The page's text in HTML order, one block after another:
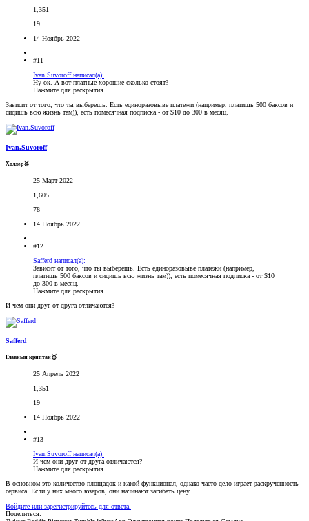
1,351
19
14 Ноябрь 2022
#11
Ivan.Suvoroff написал(а):
Ну ок. А вот платные хорошие сколько стоят?
Нажмите для раскрытия...
Зависит от того, что ты выберешь. Есть единоразовыве платежи (например, платишь 500 баксов и
сидишь всю жизнь там)), есть помесячная подписка - от $10 до 300 в месяц.
Ivan.Suvoroff
Холдер🥉
25 Март 2022
1,605
78
14 Ноябрь 2022
#12
Safferd написал(а):
Зависит от того, что ты выберешь. Есть единоразовыве платежи (например,
платишь 500 баксов и сидишь всю жизнь там)), есть помесячная подписка - от $10
до 300 в месяц.
Нажмите для раскрытия...
И чем они друг от друга отличаются?
Safferd
Главный криптан🥇
25 Апрель 2022
1,351
19
14 Ноябрь 2022
#13
Ivan.Suvoroff написал(а):
И чем они друг от друга отличаются?
Нажмите для раскрытия...
В основном это количество площадок и какой функционал, однако часто дело играет раскрученность
сервиса. Если у них много юзеров, они начинают загибать цену.
Войдите или зарегистрируйтесь для ответа.
Поделиться: